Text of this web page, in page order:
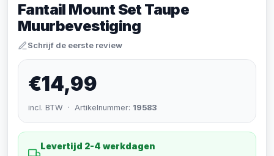
Fantail Mount Set Taupe
Muurbevestiging
Schrijf de eerste review
€14,99
incl. BTW · Artikelnummer: 19583
Levertijd 2-4 werkdagen